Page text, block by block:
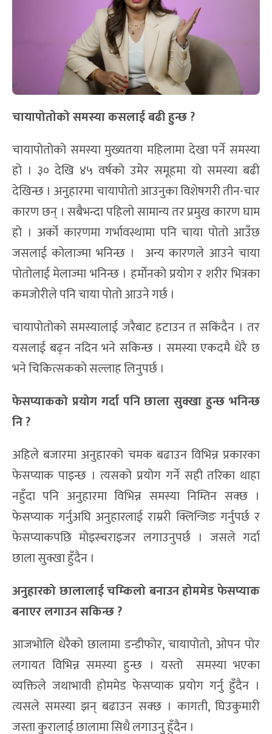
चायापोतोको समस्या कसलाईबढी हुन्छ?
चायापोतोको समस्या मुख्यतया महिलामा देखा पर्ने समस्या
हो । ३० देखि ४५ वर्षको उमेर समूहमा यो समस्या बढी
देखिन्छ । अनुहारमा चायापोतो आउनुका विशेषगरी तीन-चार
कारण छन् । सबैभन्दा पहिलो सामान्य तर प्रमुख कारण घाम
हो । अर्को कारणमा गर्भावस्थामा पनि चाया पोतो आउँछ
जसलाई कोलाज्मा भनिन्छ । अन्य कारणले आउने चाया
पोतोलाई मेलाज्मा भनिन्छ । हर्मोनको प्रयोग र शरीर भित्रका
कमजोरीले पनि चाया पोतो आउने गर्छ ।
चायापोतोको समस्यालाई जरैबाट हटाउन त सकिंदैन । तर
यसलाई बढ्न नदिन भने सकिन्छ । समस्या एकदमै धेरै छ
भने चिकित्सकको सल्लाह लिनुपर्छ ।
फेसप्याकको प्रयोग गर्दा पनि छाला सुक्खा हुन्छ भनिन्छ
नि ?
अहिले बजारमा अनुहारको चमक बढाउन विभिन्न प्रकारका
फेसप्याक पाइन्छ । त्यसको प्रयोग गर्ने सही तरिका थाहा
नहुँदा पनि अनुहारमा विभिन्न समस्या निम्तिन सक्छ ।
फेसप्याक गर्नुअघि अनुहारलाई राम्ररी क्लिन्जिङ गर्नुपर्छ र
फेसप्याकपछि मोइस्चराइजर लगाउनुपर्छ । जसले गर्दा
छाला सुक्खा हुँदैन ।
अनुहारको छालालाई चम्किलो बनाउन होममेड फेसप्याक
बनाएर लगाउन सकिन्छ ?
आजभोलि धेरैको छालामा डन्डीफोर, चायापोतो, ओपन पोर
लगायत विभिन्न समस्या हुन्छ । यस्तो समस्या भएका
व्यक्तिले जथाभावी होममेड फेसप्याक प्रयोग गर्नु हुँदैन ।
त्यसले समस्या झन् बढाउन सक्छ । कागती, घिउकुमारी
जस्ता कुरालाई छालामा सिधै लगाउनु हुँदैन ।